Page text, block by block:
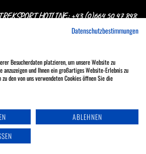
HOTLINE: +43 (0)664 50 47 848
1060 Wien, Stumpergasse 16
- 17:00 Uhr
Datenschutzbestimmungen
Besucherdaten platzieren, um unsere Website zu
anzuzeigen und Ihnen ein großartiges Website-Erlebnis zu
den von uns verwendeten Cookies öffnen Sie die
ABLEHNEN